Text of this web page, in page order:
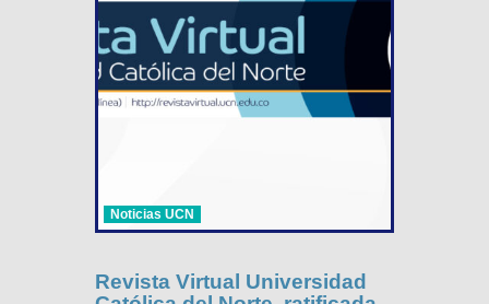
Noticias UCN
Revista Virtual Universidad